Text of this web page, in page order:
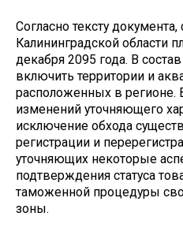
Согласно тексту
Калининградской области
декабря 2095 года. В
включить территории и
расположенных в регионе.
изменений уточняющего
исключение обхода
регистрации и
уточняющих некоторые
подтверждения статуса
таможенной процедуры
зоны.